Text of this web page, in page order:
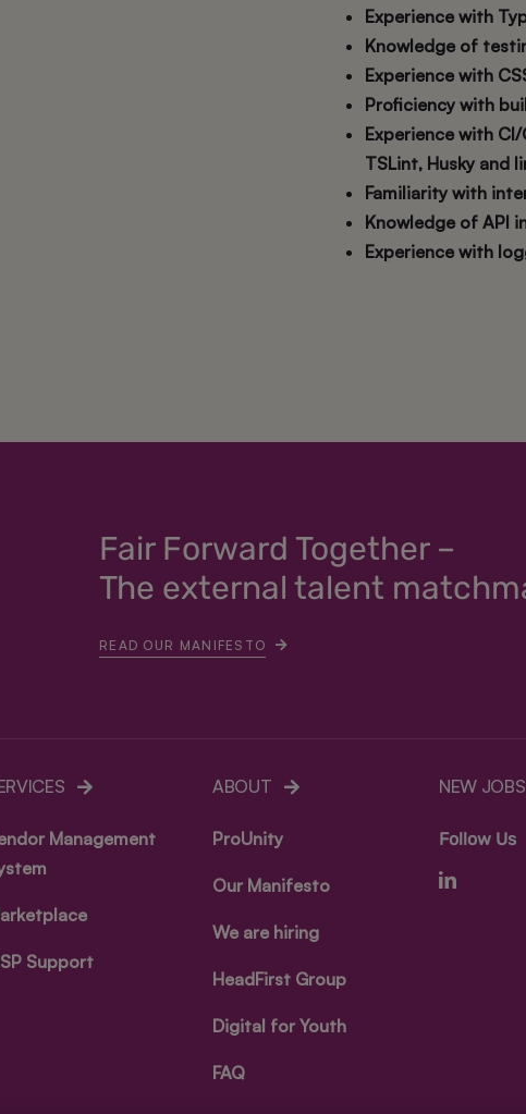
Experience with
Knowledge of
Experience with
Proficiency with
Experience with
TSLint, Husky and
Familiarity with
Knowledge of API
Experience with
Fair Forward Together –
The external talent
READ OUR MANIFESTO
Management
Support
ABOUT
ProUnity
Our Manifesto
We are hiring
HeadFirst Group
Digital for Youth
FAQ
NEW JOBS
Follow Us